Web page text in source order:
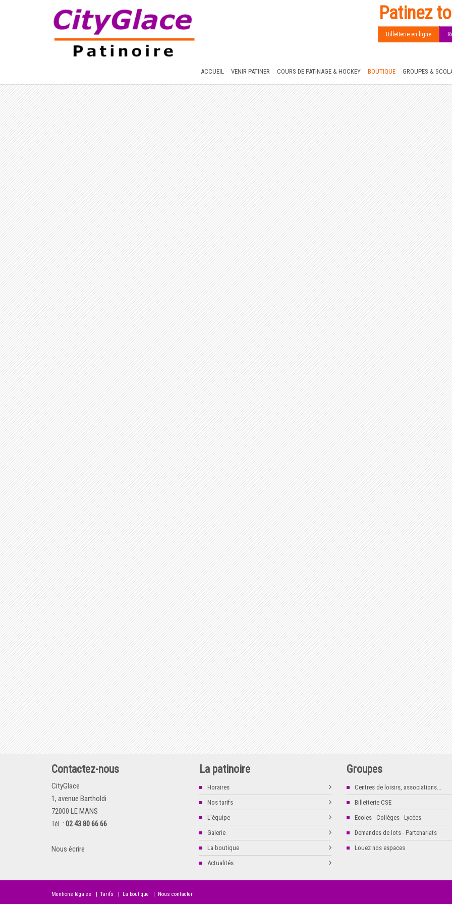
Patinez
Billetterie en ligne
ACCUEIL VENIR PATINER COURS DE PATINAGE & HOCKEY BOUTIQUE GROUPES &
Contactez-nous
CityGlace
1, avenue Bartholdi
72000 LE MANS
Tél. : 02 43 80 66 66
Nous écrire
La patinoire
Horaires
Nos tarifs
L'équipe
Galerie
La boutique
Actualités
Groupes
Centres de loisirs, associations...
Billetterie CSE
Ecoles - Collèges - Lycées
Demandes de lots - Partenariats
Louez nos espaces
Mentions légales | Tarifs | La boutique | Nous contacter